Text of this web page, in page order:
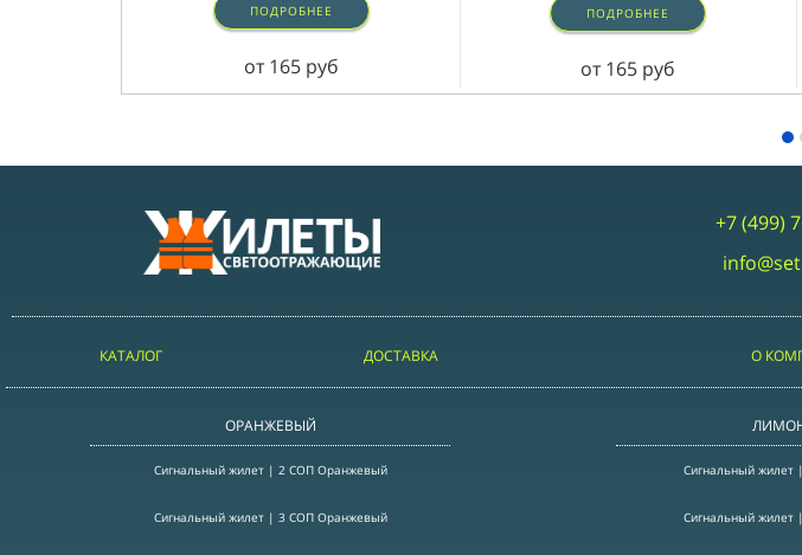
ПОДРОБНЕЕ
от 165 руб
ПОДРОБНЕЕ
от 165 руб
+7 (499)
КАТАЛОГ ДОСТАВКА О
ОРАНЖЕВЫЙ
Сигнальный жилет | 2 СОП Оранжевый
Сигнальный жилет | 3 СОП Оранжевый
Сигнальный
Сигнальный